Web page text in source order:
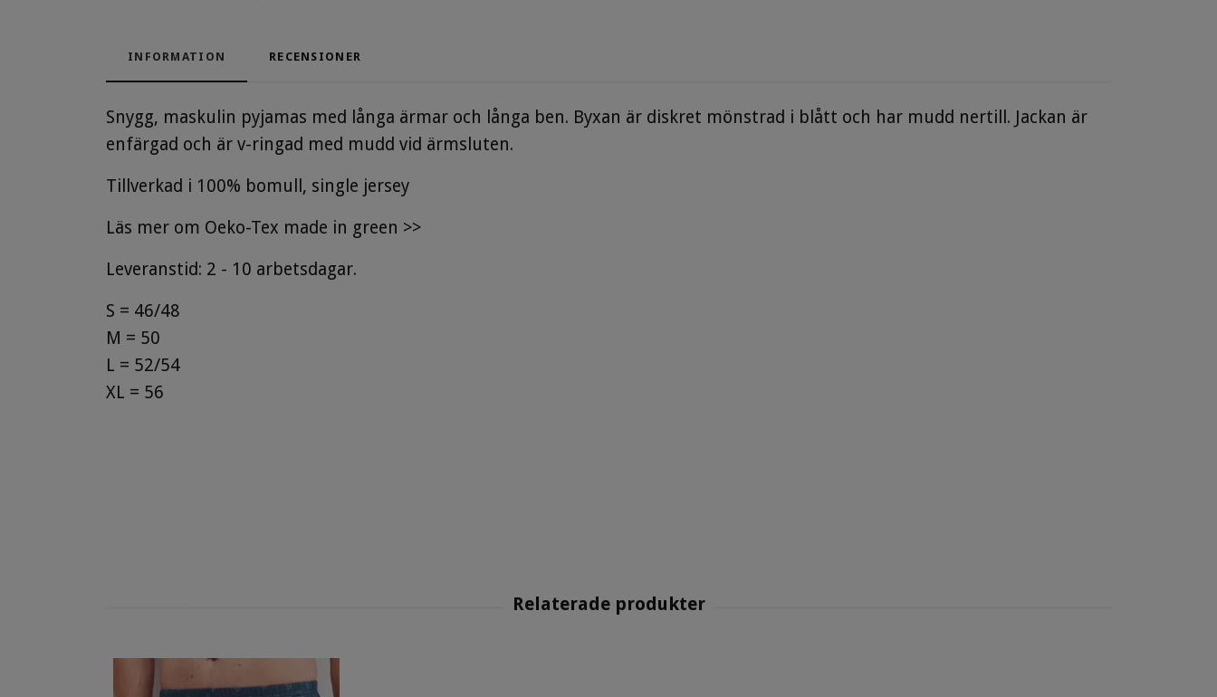
INFORMATION RECENSIONER
Snygg, maskulin pyjamas med långa ärmar och långa ben. Byxan är diskret mönstrad i blått och har mudd nertill. Jackan är
enfärgad och är v-ringad med mudd vid ärmsluten.
Tillverkad i 100% bomull, single jersey
Läs mer om Oeko-Tex made in green >>
Leveranstid: 2 - 10 arbetsdagar.
S = 46/48
M = 50
L = 52/54
XL = 56